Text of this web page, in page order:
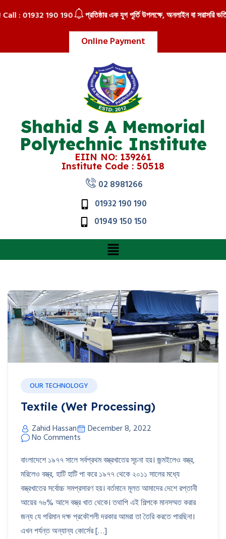
Online Payment
: 01932 190 190 প্রতিষ্ঠার এক যুগ পূর্তি উপলক্ষে, অনলাইন বা সরাসরি
Shahid S A Memorial
Polytechnic Institute
EIIN NO: 139261
Institute Code : 50518
02 8981266
01932 190 190
01949 150 150
OUR TECHNOLOGY
Textile (Wet Processing)
Zahid Hassan December 8, 2022
No Comments
বাংলাদেশে ১৯৭৭ সালে সর্বপ্রথম বস্ত্রখাতের সূচনা হয়। জন্মইলেও বস্ত্র,
মরিলেও বস্ত্র, হাটি হাটি পা করে ১৯৭৭ থেকে ২০১১ সালের মধ্যে
বস্ত্রখাতের সর্বোচ্চ সমপ্রসারণ হয়। বর্তমানে মূলত আমাদের দেশে রপ্তানী
আয়ের ৭৬% আসে বস্ত্র খাত থেকে। তথাপি এই শিল্পকে মানসম্মত করার
জন্য যে পরিমান দক্ষ প্রকৌশলী দরকার আমরা তা তৈরি করতে পারছিনা।
এখন পর্যন্ত অন্যান্য কোর্সের […]